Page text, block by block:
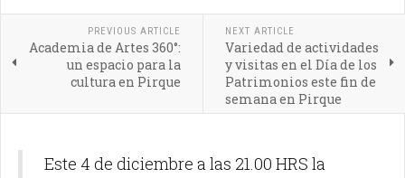
PREVIOUS ARTICLE
Academia de Artes 360°:
un espacio para la
cultura en Pirque
NEXT ARTICLE
Variedad de actividades
y visitas en el Día de los
Patrimonios este fin de
semana en Pirque
Este 4 de diciembre a las 21.00 HRS la